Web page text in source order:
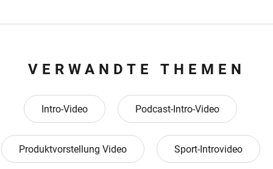
VERWANDTE THEMEN
Intro-Video Podcast-Intro-Video
Produktvorstellung Video Sport-Introvideo